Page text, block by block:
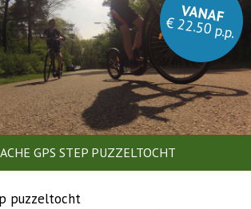
VANAF
€ 22.50 p.p.
GPS STEP PUZZELTOCHT
puzzeltocht